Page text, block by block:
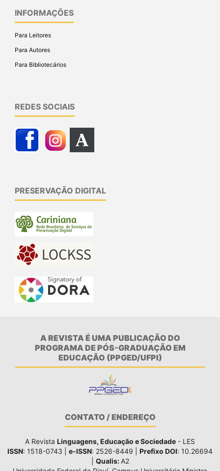
INFORMAÇÕES
Para Leitores
Para Autores
Para Bibliotecários
REDES SOCIAIS
PRESERVAÇÃO DIGITAL
A REVISTA É UMA PUBLICAÇÃO DO
PROGRAMA DE PÓS-GRADUAÇÃO EM
EDUCAÇÃO (PPGED/UFPI)
CONTATO / ENDEREÇO
A Revista Linguagens, Educação e Sociedade - LES
ISSN: 1518-0743 | e-ISSN: 2526-8449 | Prefixo DOI: 10.26694
Qualis: A2